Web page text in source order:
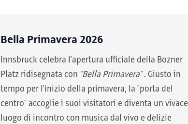
Bella Primavera 2026
Innsbruck celebra l'apertura ufficiale della Bozner
Platz ridisegnata con "Bella Primavera". Giusto in
tempo per l'inizio della primavera, la "porta del
centro" accoglie i suoi visitatori e diventa un vivace
luogo di incontro con musica dal vivo e delizie